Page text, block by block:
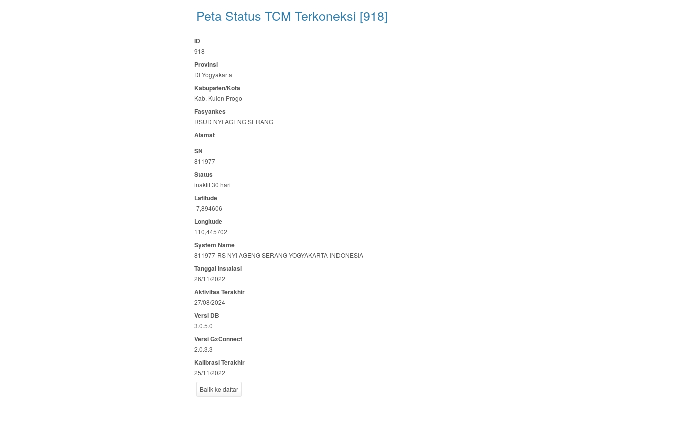
Peta Status TCM Terkoneksi [918]
ID
918
Provinsi
DI Yogyakarta
Kabupaten/Kota
Kab. Kulon Progo
Fasyankes
RSUD NYI AGENG SERANG
Alamat
SN
811977
Status
inaktif 30 hari
Latitude
-7,894606
Longitude
110,445702
System Name
811977-RS NYI AGENG SERANG-YOGYAKARTA-INDONESIA
Tanggal Instalasi
26/11/2022
Aktivitas Terakhir
27/08/2024
Versi DB
3.0.5.0
Versi GxConnect
2.0.3.3
Kalibrasi Terakhir
25/11/2022
Balik ke daftar